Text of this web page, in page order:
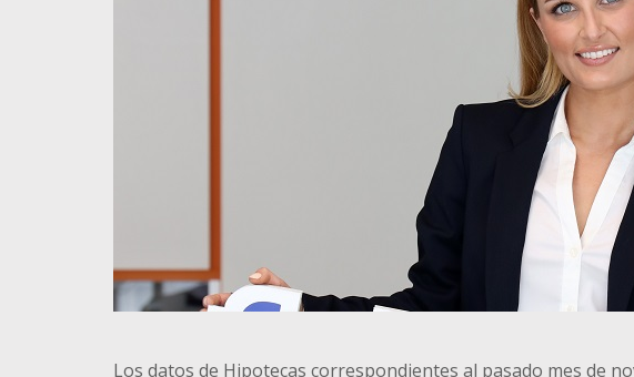
Los datos de Hipotecas correspondientes al pasado mes de